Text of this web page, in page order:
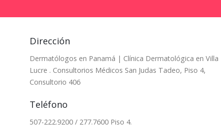
Dirección
Dermatólogos en Panamá | Clínica Dermatológica en Villa
Lucre . Consultorios Médicos San Judas Tadeo, Piso 4,
Consultorio 406
Teléfono
507-222.9200 / 277.7600 Piso 4.